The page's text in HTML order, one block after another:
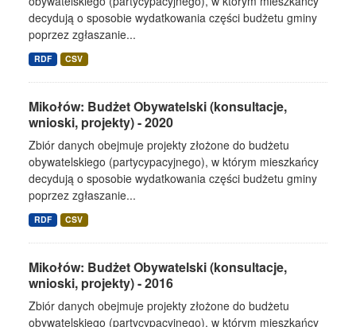
decydują o sposobie wydatkowania części budżetu gminy
poprzez zgłaszanie...
RDF CSV
Mikołów: Budżet Obywatelski (konsultacje,
wnioski, projekty) - 2020
Zbiór danych obejmuje projekty złożone do budżetu
obywatelskiego (partycypacyjnego), w którym mieszkańcy
decydują o sposobie wydatkowania części budżetu gminy
poprzez zgłaszanie...
RDF CSV
Mikołów: Budżet Obywatelski (konsultacje,
wnioski, projekty) - 2016
Zbiór danych obejmuje projekty złożone do budżetu
obywatelskiego (partycypacyjnego), w którym mieszkańcy